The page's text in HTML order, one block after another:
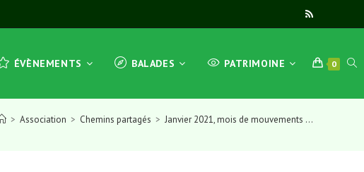
ÉVÈNEMENTS BALADES PATRIMOINE 0
> Association > Chemins partagés > Janvier 2021, mois de mouvements …